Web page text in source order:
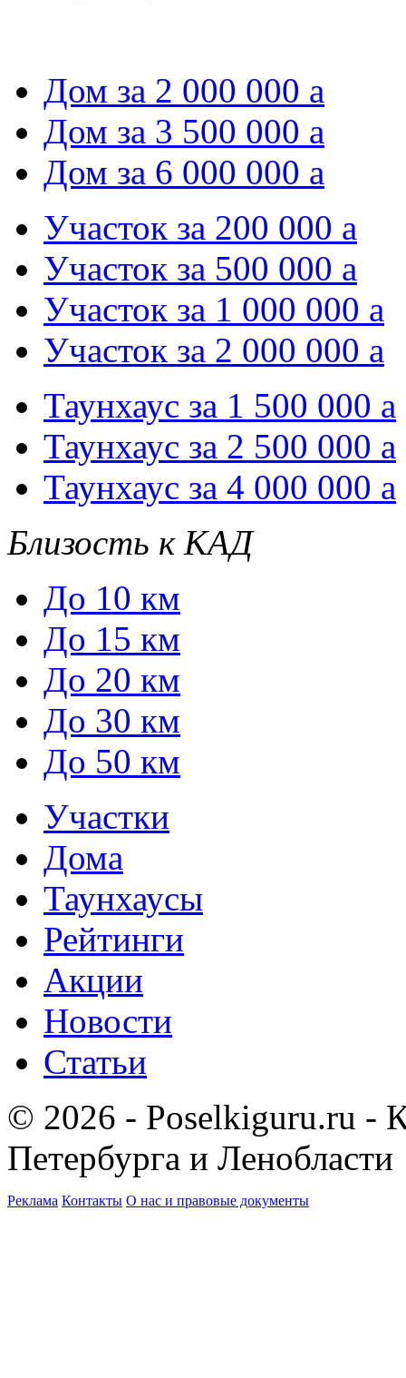
Дом за 2 000 000 a
Дом за 3 500 000 a
Дом за 6 000 000 a
Участок за 200 000 a
Участок за 500 000 a
Участок за 1 000 000 a
Участок за 2 000 000 a
Таунхаус за 1 500 000 a
Таунхаус за 2 500 000 a
Таунхаус за 4 000 000 a
Близость к КАД
До 10 км
До 15 км
До 20 км
До 30 км
До 50 км
Участки
Дома
Таунхаусы
Рейтинги
Акции
Новости
Статьи
© 2026 - Poselkiguru.ru -
Петербурга и Ленобласти
Реклама Контакты О нас и правовые документы